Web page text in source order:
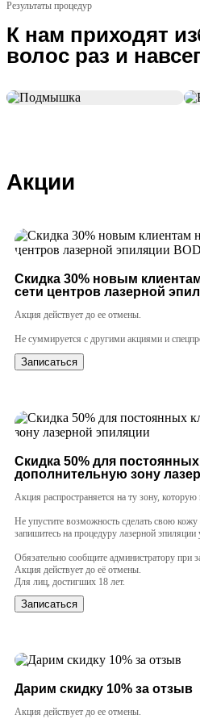
Результаты процедур
К нам приходят
волос раз и
Акции
Cкидка 30% новым
сети центров лазерной
Акция действует до ее отмены.
Не суммируется с другими акциями и
Записаться
Cкидка 50% для
дополнительную зону
Акция распространяется на ту зону, которую
Не упустите возможность сделать свою
запишитесь на процедуру лазерной эпиляции
Обязательно сообщите администратору при
Акция действует до её отмены.
Для лиц, достигших 18 лет.
Записаться
Дарим скидку 10% за отзыв
Акция действует до ее отмены.